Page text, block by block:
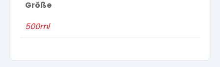
Größe
500ml